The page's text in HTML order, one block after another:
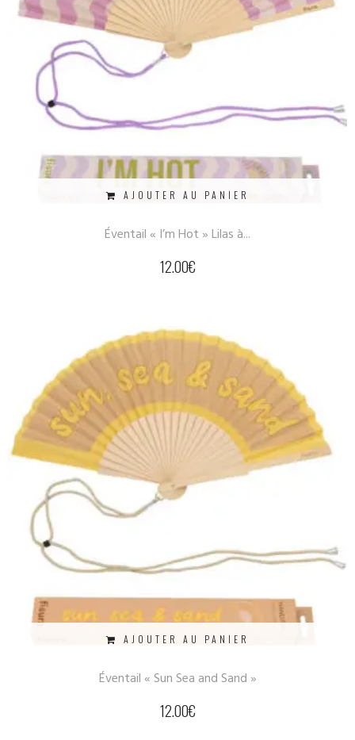
AJOUTER AU PANIER
Éventail « I’m Hot » Lilas à...
12.00€
AJOUTER AU PANIER
Éventail « Sun Sea and Sand »
12.00€